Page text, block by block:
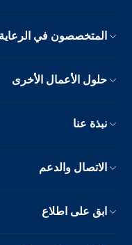
المتخصصون في الرعاية
حلول الأعمال الأخرى
نبذة عنا
الاتصال والدعم
ابق على اطلاع